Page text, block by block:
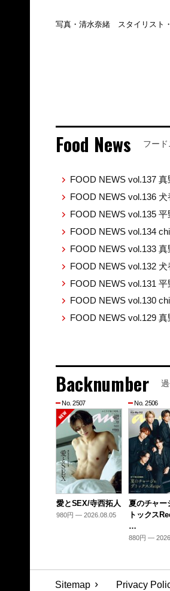
写真・清水奈緒 スタイリスト
Food News フード
FOOD NEWS vol.137
FOOD NEWS vol.136
FOOD NEWS vol.135
FOOD NEWS vol.134
FOOD NEWS vol.133
FOOD NEWS vol.132
FOOD NEWS vol.131
FOOD NEWS vol.130
FOOD NEWS vol.129
Backnumber
No. 2507
愛とSEX/寺西拓人
980円 — 2026.08.05
No. 2506
夏のチャー
トックス
…
880円 —
Sitemap Privacy